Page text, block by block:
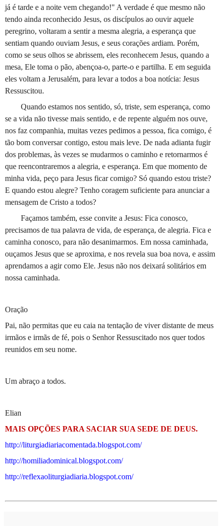
já é tarde e a noite vem chegando!" A verdade é que mesmo não
tendo ainda reconhecido Jesus, os discípulos ao ouvir aquele
peregrino, voltaram a sentir a mesma alegria, a esperança que
sentiam quando ouviam Jesus, e seus corações ardiam. Porém,
como se seus olhos se abrissem, eles reconhecem Jesus, quando a
mesa, Ele toma o pão, abençoa-o, parte-o e partilha. E em seguida
eles voltam a Jerusalém, para levar a todos a boa notícia: Jesus
Ressuscitou.
Quando estamos nos sentido, só, triste, sem esperança, como
se a vida não tivesse mais sentido, e de repente alguém nos ouve,
nos faz companhia, muitas vezes pedimos a pessoa, fica comigo, é
tão bom conversar contigo, estou mais leve. De nada adianta fugir
dos problemas, às vezes se mudarmos o caminho e retornarmos é
que reencontraremos a alegria, e esperança. Em que momento de
minha vida, peço para Jesus ficar comigo? Só quando estou triste?
E quando estou alegre? Tenho coragem suficiente para anunciar a
mensagem de Cristo a todos?
Façamos também, esse convite a Jesus: Fica conosco,
precisamos de tua palavra de vida, de esperança, de alegria. Fica e
caminha conosco, para não desanimarmos. Em nossa caminhada,
ouçamos Jesus que se aproxima, e nos revela sua boa nova, e assim
aprendamos a agir como Ele. Jesus não nos deixará solitários em
nossa caminhada.
Oração
Pai, não permitas que eu caia na tentação de viver distante de meus
irmãos e irmãs de fé, pois o Senhor Ressuscitado nos quer todos
reunidos em seu nome.
Um abraço a todos.
Elian
MAIS OPÇÕES PARA SACIAR SUA SEDE DE DEUS.
http://liturgiadiariacomentada.blogspot.com/
http://homiliadominical.blogspot.com/
http://reflexaoliturgiadiaria.blogspot.com/